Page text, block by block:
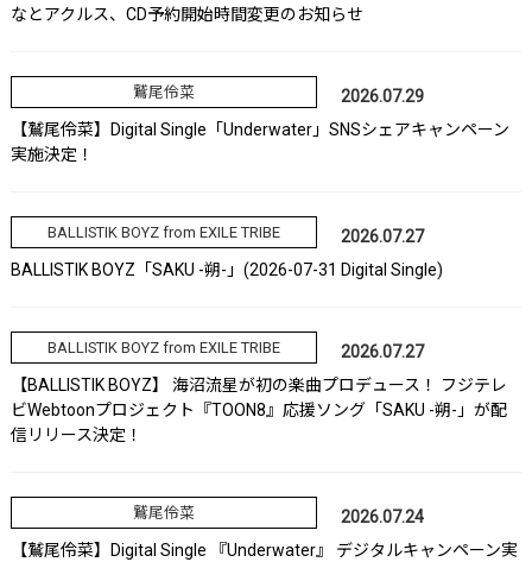
なとアクルス、CD予約開始時間変更のお知らせ
鷲尾伶菜
2026.07.29
【鷲尾伶菜】Digital Single「Underwater」SNSシェアキャンペーン
実施決定！
BALLISTIK BOYZ from EXILE TRIBE
2026.07.27
BALLISTIK BOYZ「SAKU -朔-」(2026-07-31 Digital Single)
BALLISTIK BOYZ from EXILE TRIBE
2026.07.27
【BALLISTIK BOYZ】 海沼流星が初の楽曲プロデュース！ フジテレ
ビWebtoonプロジェクト『TOON8』応援ソング「SAKU -朔-」が配
信リリース決定！
鷲尾伶菜
2026.07.24
【鷲尾伶菜】Digital Single 『Underwater』 デジタルキャンペーン実